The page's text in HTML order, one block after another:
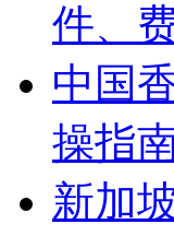
件、
中国
操指
新加